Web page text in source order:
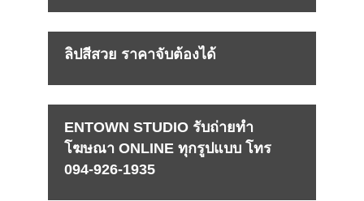
ลิปสีสวย ราคาจับต้องได้
ENTOWN STUDIO รับถ่ายทำ
โฆษณา ONLINE ทุกรูปแบบ โทร
094-926-1935